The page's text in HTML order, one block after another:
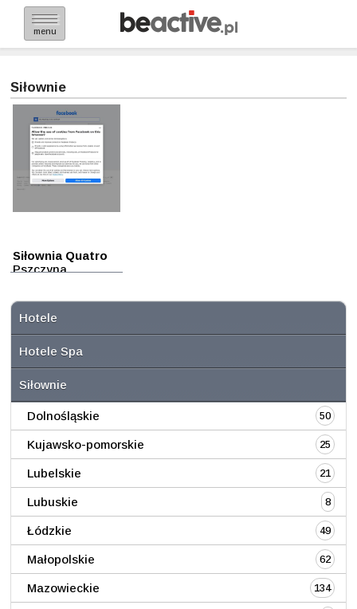
menu
Siłownie
Siłownia Quatro
Pszczyna
Hotele
Hotele Spa
Siłownie
Dolnośląskie 50
Kujawsko-pomorskie 25
Lubelskie 21
Lubuskie 8
Łódzkie 49
Małopolskie 62
Mazowieckie 134